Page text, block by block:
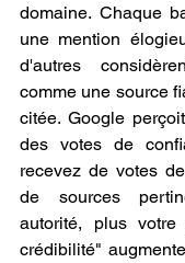
domaine. Chaque
une mention
d'autres
comme une source
citée. Google
des votes de
recevez de votes
de sources
autorité, plus
crédibilité"